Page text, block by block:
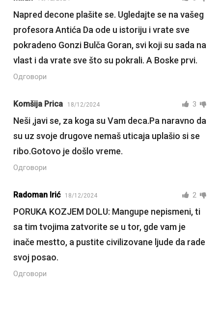
Napred decone plašite se. Ugledajte se na vašeg
profesora Antića Da ode u istoriju i vrate sve
pokradeno Gonzi Bulča Goran, svi koji su sada na
vlast i da vrate sve što su pokrali. A Boske prvi.
Одговори
Komšija Prica 18/12/2024 3
Neši ,javi se, za koga su Vam deca.Pa naravno da
su uz svoje drugove nemaš uticaja uplašio si se
ribo.Gotovo je došlo vreme.
Одговори
Radoman Irić 18/12/2024 2
PORUKA KOZJEM DOLU: Mangupe nepismeni, ti
sa tim tvojima zatvorite se u tor, gde vam je
inače mestto, a pustite civilizovane ljude da rade
svoj posao.
Одговори